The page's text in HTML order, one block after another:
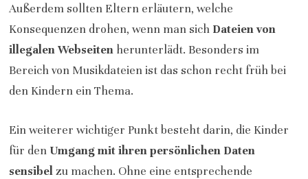
Außerdem sollten Eltern erläutern, welche
Konsequenzen drohen, wenn man sichDateien von
illegalen Webseitenherunterlädt. Besonders im
Bereich von Musikdateien ist das schon recht früh bei
den Kindern ein Thema.
Ein weiterer wichtiger Punkt besteht darin, die Kinder
für den Umgang mit ihren persönlichen Daten
sensibelzu machen. Ohne eine entsprechende